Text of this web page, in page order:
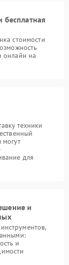
бесплатная
стоимости
онлайн на
техники
могут
для
и
и